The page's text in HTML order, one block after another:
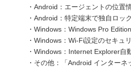
・Android：エージェントの位置
・Android：特定端末で独自ロッ
・Windows：Windows Pro
・Windows：Wi-Fi設定のセキュ
・Windows：Internet Explorer自
・その他：「Android インター